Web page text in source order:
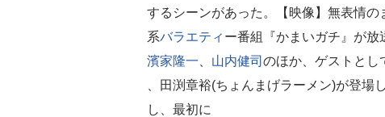
するシーンがあった。【映像】無表情の
系バラエティ ー番組『かまいガチ』が放
濱家隆一
山内健司 のほか、ゲストとし
、田渕章裕(ちょんまげラーメン)が登
し、最初に